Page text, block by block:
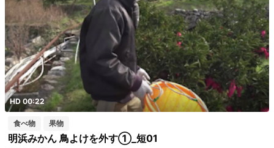
HD 00:22
食べ物 果物
明浜みかん 鳥よけを外す①_短01